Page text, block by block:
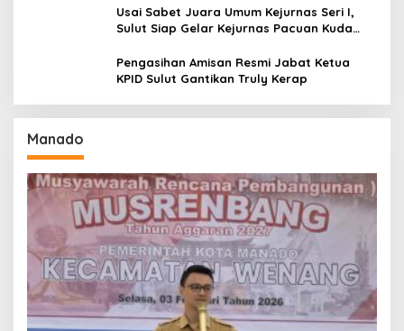
Usai Sabet Juara Umum Kejurnas Seri I,
Sulut Siap Gelar Kejurnas Pacuan Kuda
Pengasihan Amisan Resmi Jabat Ketua
KPID Sulut Gantikan Truly Kerap
Manado